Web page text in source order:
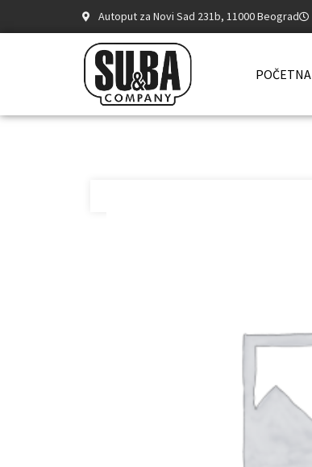
Autoput za Novi Sad 231b, 11000 Beograd
POČETNA